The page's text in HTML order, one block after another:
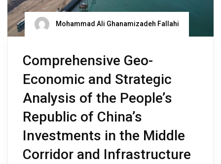
Mohammad Ali Ghanamizadeh Fallahi
Comprehensive Geo-
Economic and Strategic
Analysis of the People’s
Republic of China’s
Investments in the Middle
Corridor and Infrastructure